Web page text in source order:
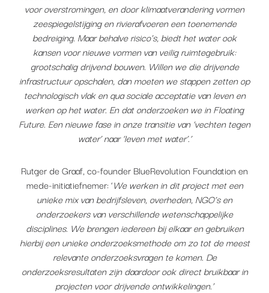
voor overstromingen, en door klimaatverandering vormen
zeespiegelstijging en rivierafvoeren een toenemende
bedreiging. Maar behalve risico’s, biedt het water ook
kansen voor nieuwe vormen van veilig ruimtegebruik:
grootschalig drijvend bouwen. Willen we die drijvende
infrastructuur opschalen, dan moeten we stappen zetten op
technologisch vlak en qua sociale acceptatie van leven en
werken op het water. En dat onderzoeken we in Floating
Future. Een nieuwe fase in onze transitie van ‘vechten tegen
water’ naar ‘leven met water’.’
Rutger de Graaf, co-founder BlueRevolution Foundation en
mede-initiatiefnemer: ‘We werken in dit project met een
unieke mix van bedrijfsleven, overheden, NGO’s en
onderzoekers van verschillende wetenschappelijke
disciplines. We brengen iedereen bij elkaar en gebruiken
hierbij een unieke onderzoeksmethode om zo tot de meest
relevante onderzoeksvragen te komen. De
onderzoeksresultaten zijn daardoor ook direct bruikbaar in
projecten voor drijvende ontwikkelingen.’